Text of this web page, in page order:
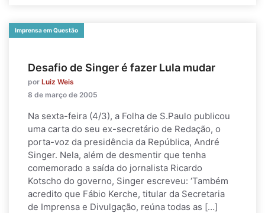
Imprensa em Questão
Desafio de Singer é fazer Lula mudar
por Luiz Weis
8 de março de 2005
Na sexta-feira (4/3), a Folha de S.Paulo publicou
uma carta do seu ex-secretário de Redação, o
porta-voz da presidência da República, André
Singer. Nela, além de desmentir que tenha
comemorado a saída do jornalista Ricardo
Kotscho do governo, Singer escreveu: ‘Também
acredito que Fábio Kerche, titular da Secretaria
de Imprensa e Divulgação, reúna todas as […]